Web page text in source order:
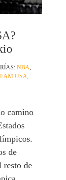
NBA
USA
camino
de
resto de